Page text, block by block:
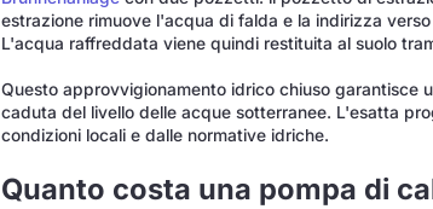
estrazione rimuove l'acqua di falda e la indirizza
L'acqua raffreddata viene quindi restituita al suolo
Questo approvvigionamento idrico chiuso garantisce
caduta del livello delle acque sotterranee. L'esatta
condizioni locali e dalle normative idriche.
Quanto costa una pompa di